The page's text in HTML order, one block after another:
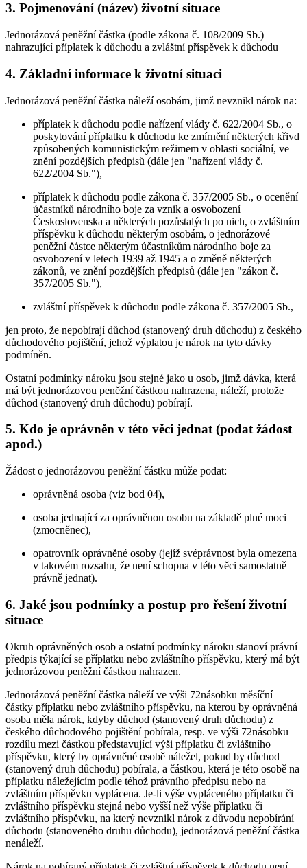
3. Pojmenování (název) životní situace
Jednorázová peněžní částka (podle zákona č. 108/2009 Sb.)
nahrazující příplatek k důchodu a zvláštní příspěvek k důchodu
4. Základní informace k životní situaci
Jednorázová peněžní částka náleží osobám, jimž nevznikl nárok na:
příplatek k důchodu podle nařízení vlády č. 622/2004 Sb., o
poskytování příplatku k důchodu ke zmírnění některých křivd
způsobených komunistickým režimem v oblasti sociální, ve
znění pozdějších předpisů (dále jen "nařízení vlády č.
622/2004 Sb."),
příplatek k důchodu podle zákona č. 357/2005 Sb., o ocenění
účastníků národního boje za vznik a osvobození
Československa a některých pozůstalých po nich, o zvláštním
příspěvku k důchodu některým osobám, o jednorázové
peněžní částce některým účastníkům národního boje za
osvobození v letech 1939 až 1945 a o změně některých
zákonů, ve znění pozdějších předpisů (dále jen "zákon č.
357/2005 Sb."),
zvláštní příspěvek k důchodu podle zákona č. 357/2005 Sb.,
jen proto, že nepobírají důchod (stanovený druh důchodu) z českého
důchodového pojištění, jehož výplatou je nárok na tyto dávky
podmíněn.
Ostatní podmínky nároku jsou stejné jako u osob, jimž dávka, která
má být jednorázovou peněžní částkou nahrazena, náleží, protože
důchod (stanovený druh důchodu) pobírají.
5. Kdo je oprávněn v této věci jednat (podat žádost
apod.)
Žádost o jednorázovou peněžní částku může podat:
oprávněná osoba (viz bod 04),
osoba jednající za oprávněnou osobu na základě plné moci
(zmocněnec),
opatrovník oprávněné osoby (jejíž svéprávnost byla omezena
v takovém rozsahu, že není schopna v této věci samostatně
právně jednat).
6. Jaké jsou podmínky a postup pro řešení životní
situace
Okruh oprávněných osob a ostatní podmínky nároku stanoví právní
předpis týkající se příplatku nebo zvláštního příspěvku, který má být
jednorázovou peněžní částkou nahrazen.
Jednorázová peněžní částka náleží ve výši 72násobku měsíční
částky příplatku nebo zvláštního příspěvku, na kterou by oprávněná
osoba měla nárok, kdyby důchod (stanovený druh důchodu) z
českého důchodového pojištění pobírala, resp. ve výši 72násobku
rozdílu mezi částkou představující výši příplatku či zvláštního
příspěvku, který by oprávněné osobě náležel, pokud by důchod
(stanovený druh důchodu) pobírala, a částkou, která je této osobě na
příplatku náležejícím podle téhož právního předpisu nebo na
zvláštním příspěvku vyplácena. Je-li výše vypláceného příplatku či
zvláštního příspěvku stejná nebo vyšší než výše příplatku či
zvláštního příspěvku, na který nevznikl nárok z důvodu nepobírání
důchodu (stanoveného druhu důchodu), jednorázová peněžní částka
nenáleží.